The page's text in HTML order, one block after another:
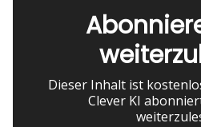
Dieser Inhalt ist
Clever KI